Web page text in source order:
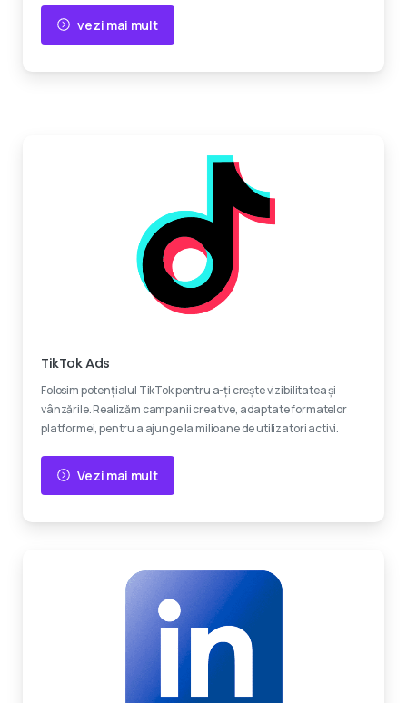
vezi mai mult
TikTok Ads
Folosim potențialul TikTok pentru a-ți crește vizibilitatea și
vânzările. Realizăm campanii creative, adaptate formatelor
platformei, pentru a ajunge la milioane de utilizatori activi.
Vezi mai mult